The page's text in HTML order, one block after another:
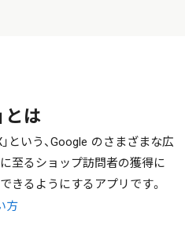
とは
という、Google のさまざまな広
至るショップ訪問者の獲得に
きるようにするアプリです。
方